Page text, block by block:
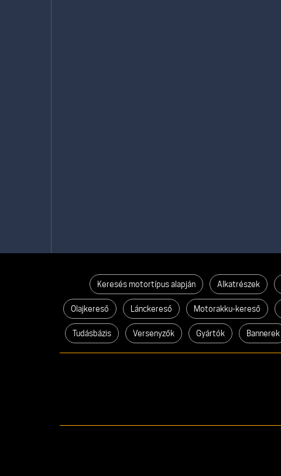
Keresés motortípus alapján Alkatrészek
Olajkereső Lánckereső Motorakku-kereső
Tudásbázis Versenyzők Gyártók Bannerek